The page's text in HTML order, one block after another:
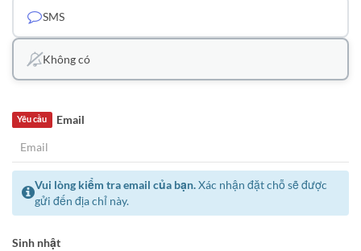
SMS
Không có
Email
Yêu cầu
Vui lòng kiểm tra email của bạn.Xác nhận đặt chỗ sẽ được
gửi đến địa chỉ này.
Sinh nhật